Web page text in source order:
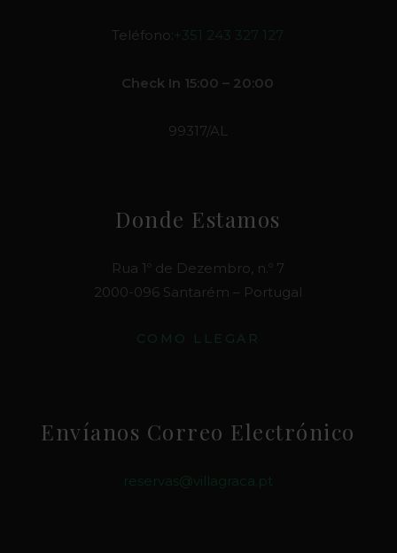
Teléfono:+351 243 327 127
Check In 15:00 – 20:00
99317/AL
Donde Estamos
Rua 1º de Dezembro, n.º 7
2000-096 Santarém – Portugal
COMO LLEGAR
Envíanos Correo Electrónico
reservas@villagraca.pt